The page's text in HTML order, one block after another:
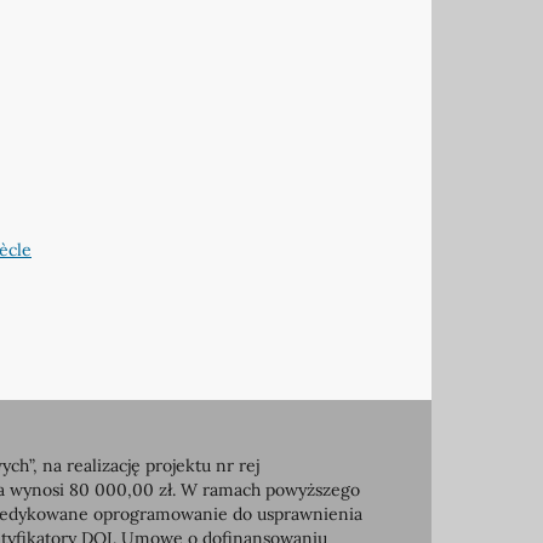
na realizację projektu nr rej
80 000,00 zł. W ramach powyższego
oprogramowanie do usprawnienia
DOI. Umowę o dofinansowaniu